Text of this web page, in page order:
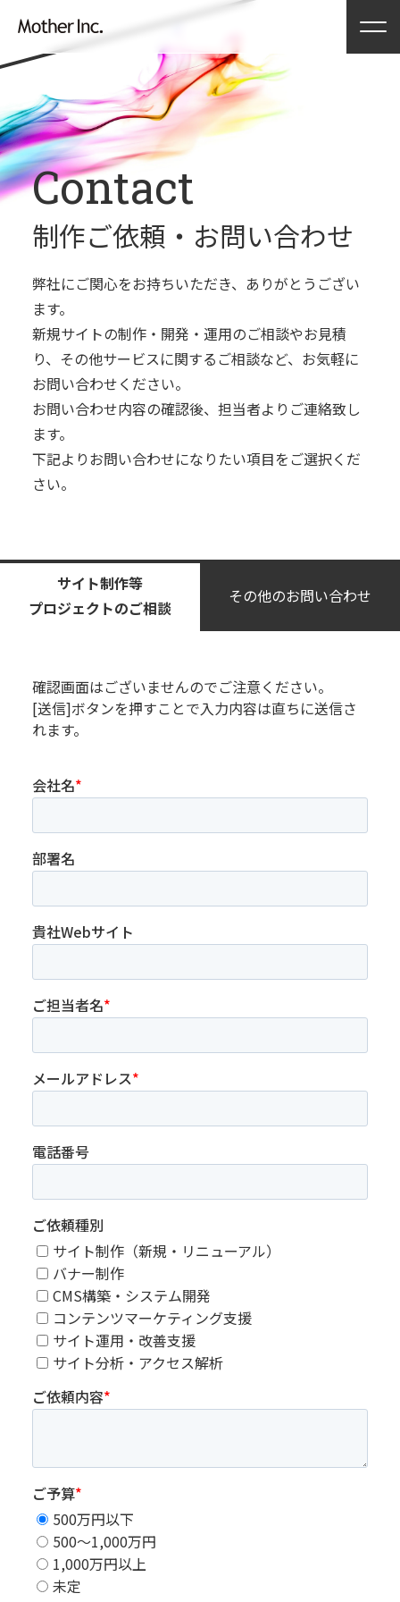
Contact
制作ご依頼・ お問い合わせ
弊社にご関⼼をお持ちいただき、ありがとうござい
ます。
新規サイトの制作・開発・運⽤のご相談やお⾒積
り、 その他サービスに関するご相談など、お気軽に
お問い合わせください。
お問い合わせ内容の確認後、担当者よりご連絡致し
ます。
下記よりお問い合わせになりたい項⽬をご選択くだ
さい。
サイト制作等
プロジェクトのご相談
その他のお問い合わせ